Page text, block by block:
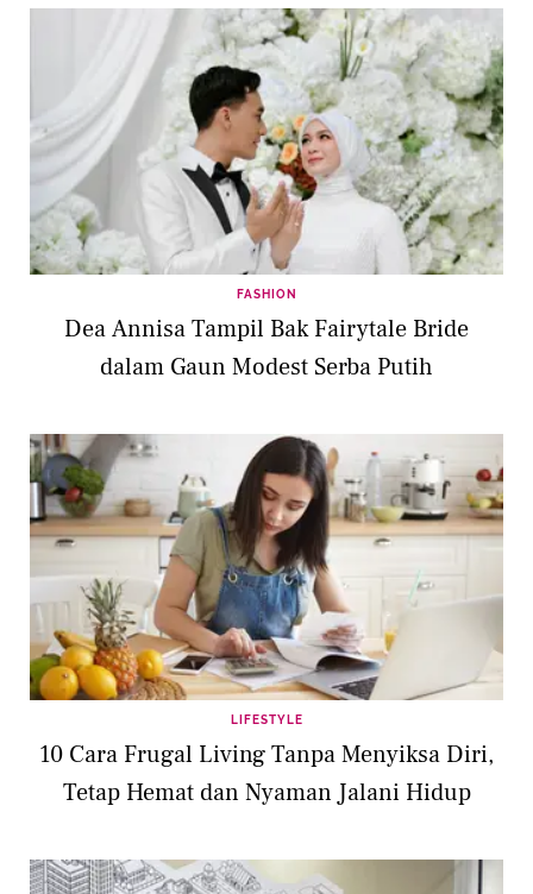
FASHION
Dea Annisa Tampil Bak Fairytale Bride
dalam Gaun Modest Serba Putih
LIFESTYLE
10 Cara Frugal Living Tanpa Menyiksa Diri,
Tetap Hemat dan Nyaman Jalani Hidup